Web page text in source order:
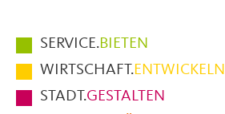
Hauptmenüpunkte
im
Fußbereich
der
SERVICE.BIETEN
WIRTSCHAFT.ENTWICKELN
STADT.GESTALTEN